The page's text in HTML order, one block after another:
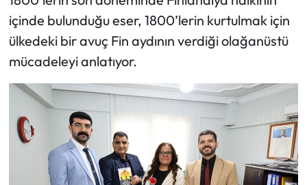
içinde bulunduğu eser, 1800’lerin kurtulmak için
ülkedeki bir avuç Fin aydının verdiği olağanüstü
mücadeleyi anlatıyor.